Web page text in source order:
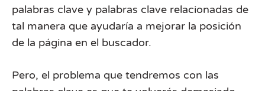
palabras clave y palabras clave relacionadas de
tal manera que ayudaría a mejorar la posición
de la página en el buscador.
Pero, el problema que tendremos con las